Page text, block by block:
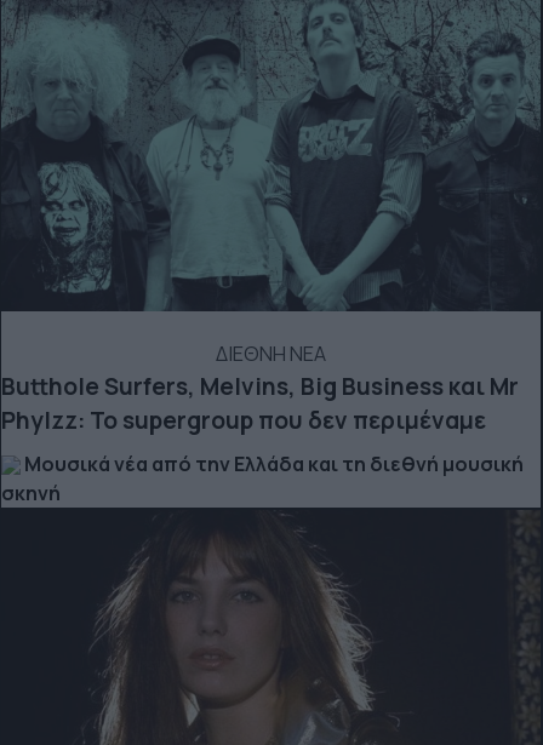
ΔΙΕΘΝΗ ΝΕΑ
Butthole Surfers, Melvins, Big Business και Mr
Phylzz: Το supergroup που δεν περιμέναμε
Μουσικά νέα από την Ελλάδα και τη διεθνή μουσική
σκηνή